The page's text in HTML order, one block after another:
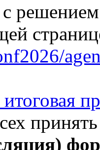
с
принять